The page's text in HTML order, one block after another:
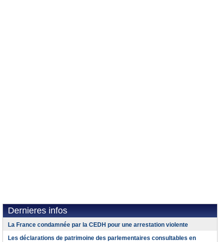
Dernieres infos
La France condamnée par la CEDH pour une arrestation violente
Les déclarations de patrimoine des parlementaires consultables en